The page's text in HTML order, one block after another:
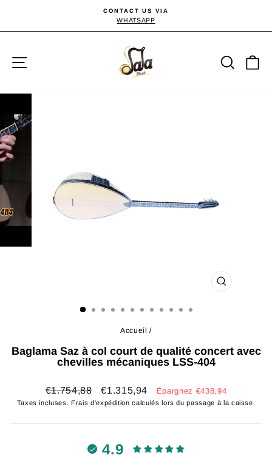
contenu
Diaporama
CONTACT US VIA
WHATSAPP
FERMER
Accueil /
Baglama Saz à col court de qualité concert avec
chevilles mécaniques LSS-404
Prix
régulier
€1.754,88
Prix
réduit
€1.315,94 Épargnez €438,94
Taxes incluses. Frais d'expédition calculés lors du passage à la caisse.
4.9